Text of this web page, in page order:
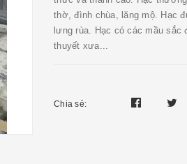
thờ, đình chùa, lăng mộ. Hạc
lưng rùa. Hạc có các mầu sắc
thuyết xưa...
Chia sẻ: